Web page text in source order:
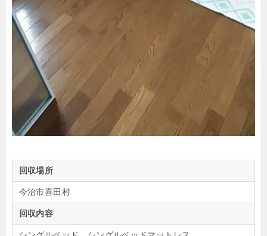
回収場所
今治市喜田村
回収内容